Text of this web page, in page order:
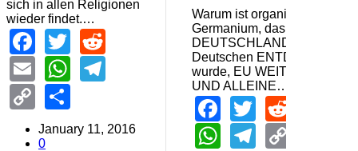
sich in allen Religionen
wieder findet.…
Facebook
Twitter
EmailWhatsApp
Telegram
Copy
Link
January 11, 2016
0
Warum ist organisches
Germanium, das sogar in
DEUTSCHLAND von einem
Deutschen ENTDECKT
wurde, EU WEIT EINZIG
UND ALLEINE…
Facebook
Twitter
WhatsApp